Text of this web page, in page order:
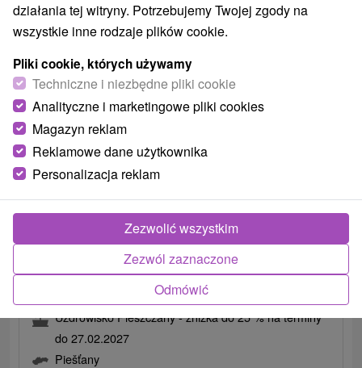
zobacz poprzedni
Pieszczany all inclusive: wakacje i relaks dla
całej rodziny z zabiegami spa
Uzdrowisko Pieszczany - zniżka do 25 % na terminy
do 27.02.2027
Piešťany
działania tej witryny. Potrzebujemy Twojej zgody na
wszystkie inne rodzaje plików cookie.
Pliki cookie, których używamy
Techniczne i niezbędne pliki cookie
Analityczne i marketingowe pliki cookies
Magazyn reklam
Reklamowe dane użytkownika
Personalizacja reklam
Odmówić
Zezwól zaznaczone
Zezwolić wszystkim